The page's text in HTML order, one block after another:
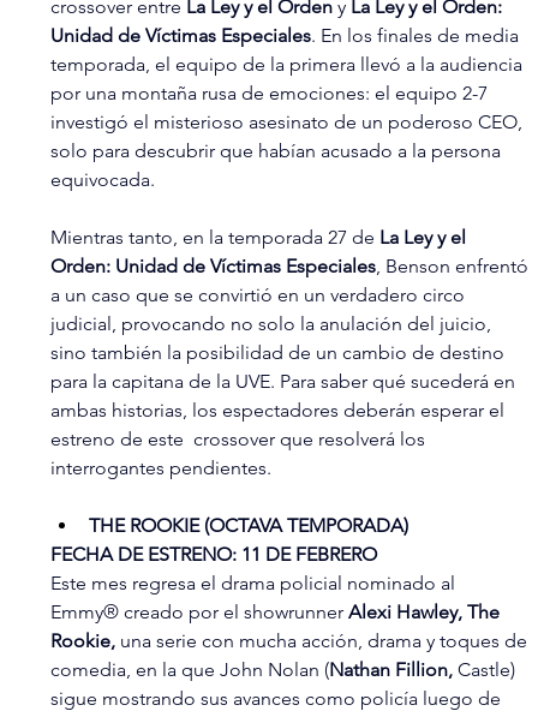
crossover entre La Ley y el Orden y La Ley y el Orden:
Unidad de Víctimas Especiales. En los finales de media
temporada, el equipo de la primera llevó a la audiencia
por una montaña rusa de emociones: el equipo 2-7
investigó el misterioso asesinato de un poderoso CEO,
solo para descubrir que habían acusado a la persona
equivocada.
Mientras tanto, en la temporada 27 de La Ley y el
Orden: Unidad de Víctimas Especiales , Benson enfrentó
a un caso que se convirtió en un verdadero circo
judicial, provocando no solo la anulación del juicio,
sino también la posibilidad de un cambio de destino
para la capitana de la UVE. Para saber qué sucederá en
ambas historias, los espectadores deberán esperar el
estreno de este  crossover que resolverá los
interrogantes pendientes.
THE ROOKIE (OCTAVA TEMPORADA)
FECHA DE ESTRENO: 11 DE FEBRERO
Este mes regresa el drama policial nominado al
Emmy® creado por el showrunner Alexi Hawley, The
Rookie, una serie con mucha acción, drama y toques de
comedia, en la que John Nolan (Nathan Fillion, Castle)
sigue mostrando sus avances como policía luego de